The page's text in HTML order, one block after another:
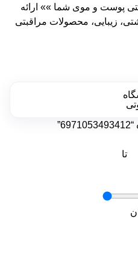
پوست و موی شما »» ارائه
زیبایی، محصولات مراقبتی
تا